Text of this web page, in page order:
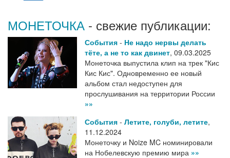
МОНЕТОЧКА - свежие публикации:
События - Не надо нервы делать
тёте, а не то как двинет, 09.03.2025
Монеточка выпустила клип на трек "Кис
Кис Кис". Одновременно ее новый
альбом стал недоступен для
прослушивания на территории России
»»
События - Летите, голуби, летите,
11.12.2024
Монеточку и Noize MC номинировали
на Нобелевскую премию мира »»